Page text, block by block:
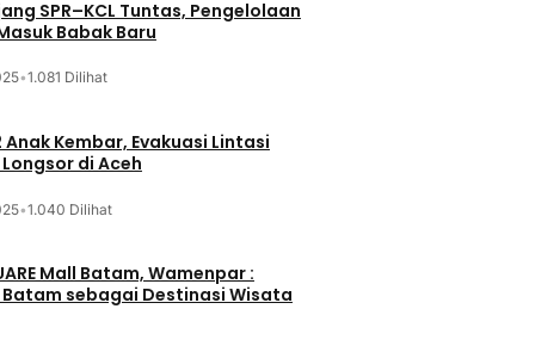
SPR–KCL Tuntas, Pengelolaan
Babak Baru
•1.081 Dilihat
Anak Kembar, Evakuasi Lintasi
di Aceh
•1.040 Dilihat
Mall Batam, Wamenpar :
Batam sebagai Destinasi Wisata